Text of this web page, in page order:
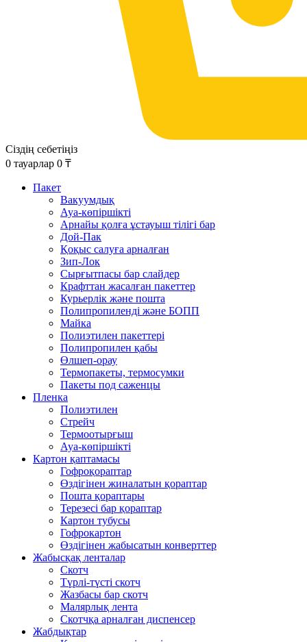
Сіздің себетіңіз
0 тауарлар 0 ₸
Пакет
Вакуумдық
Ауа-көпіршікті
Арнайы қолға ұстауыш тілігі бар
Дой-Пак
Қоқыс салуға арналған
Зип-Лок
Сырғытпасы бар слайдер
Крафттан жасалған пакеттер
Курьерлік және пошта
Полипропиленді және БОПП
Майка
Полиэтилен пакеттері
Полипропилен қабы
Өлшеп-орау
Термопакеты, термосумки
Пакеты под саженцы
Пленка
Полиэтилен
Стрейч
Термоотырғыш
Ауа-көпіршікті
Картон қаптамасы
Гофроқораптар
Өздігінен жиналатын қораптар
Пошта қораптары
Терезесі бар қораптар
Картон тубусы
Гофрокартон
Өздігінен жабысатын конверттер
Жабысқақ ленталар
Скотч
Түрлі-түсті скотч
Жазбасы бар скотч
Малярлық лента
Скотчқа арналған диспенсер
Жабдықтар